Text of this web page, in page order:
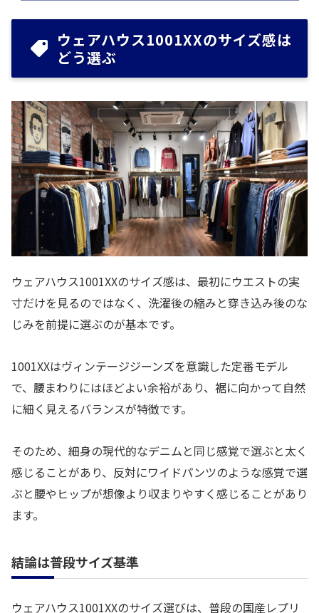
ウェアハウス1001XXのサイズ感は
どう選ぶ
ウェアハウス1001XXのサイズ感は、最初にウエストの実
寸だけを見るのではなく、洗濯後の縮みと穿き込み後のな
じみを前提に選ぶのが基本です。
1001XXはヴィンテージジーンズを意識した定番モデル
で、腰まわりにはほどよい余裕があり、裾に向かって自然
に細く見えるバランスが特徴です。
そのため、細身の現代的なデニムと同じ感覚で選ぶと太く
感じることがあり、反対にワイドパンツのような感覚で選
ぶと腰やヒップが想像より収まりやすく感じることがあり
ます。
結論は普段サイズ基準
ウェアハウス1001XXのサイズ選びは、普段の国産レプリ